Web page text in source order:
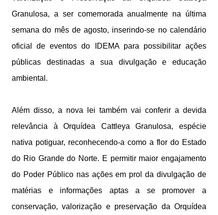
Granulosa, a ser comemorada anualmente na última
semana do mês de agosto, inserindo-se no calendário
oficial de eventos do IDEMA para possibilitar ações
públicas destinadas a sua divulgação e educação
ambiental.
Além disso, a nova lei também vai conferir a devida
relevância à Orquídea Cattleya Granulosa, espécie
nativa potiguar, reconhecendo-a como a flor do Estado
do Rio Grande do Norte. E permitir maior engajamento
do Poder Público nas ações em prol da divulgação de
matérias e informações aptas a se promover a
conservação, valorização e preservação da Orquídea